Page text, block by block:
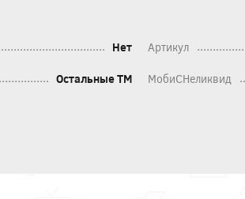
Нет Артикул
Остальные ТМ МобиСНеликвид